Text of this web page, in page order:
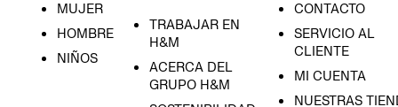
MUJER
HOMBRE
NIÑOS
TRABAJAR EN
H&M
ACERCA DEL
GRUPO H&M
CONTACTO
SERVICIO AL
CLIENTE
MI CUENTA
NUESTRAS